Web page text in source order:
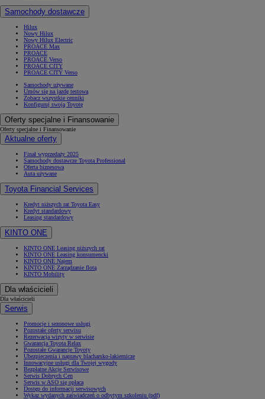
Samochody dostawcze
Hilux
Nowy Hilux
Nowy Hilux Electric
PROACE Max
PROACE
PROACE Verso
PROACE CITY
PROACE CITY Verso
Samochody używane
Umów się na jazdę testową
Zobacz wszystkie cenniki
Konfiguruj swoją Toyotę
Oferty specjalne i Finansowanie
Oferty specjalne i Finansowanie
Aktualne oferty
Finał wyprzedaży 2025
Samochody dostawcze Toyota Professional
Oferta biznesowa
Auta używane
Toyota Financial Services
Kredyt niższych rat Toyota Easy
Kredyt standardowy
Leasing standardowy
KINTO ONE
KINTO ONE Leasing niższych rat
KINTO ONE Leasing konsumencki
KINTO ONE Najem
KINTO ONE Zarządzanie flotą
KINTO Mobility
Dla właścicieli
Dla właścicieli
Serwis
Promocje i sezonowe usługi
Pozostałe oferty serwisu
Rezerwacja wizyty w serwisie
Gwarancja Toyota Relax
Pozostałe Gwarancje Toyoty
Ubezpieczenia i naprawy blacharsko-lakiernicze
Innowacyjne usługi dla Twojej wygody
Bezpłatne Akcje Serwisowe
Serwis Dobrych Cen
Serwis w ASO się opłaca
Dostęp do informacji serwisowych
Wykaz wydanych zaświadczeń o odbytym szkoleniu (pdf)